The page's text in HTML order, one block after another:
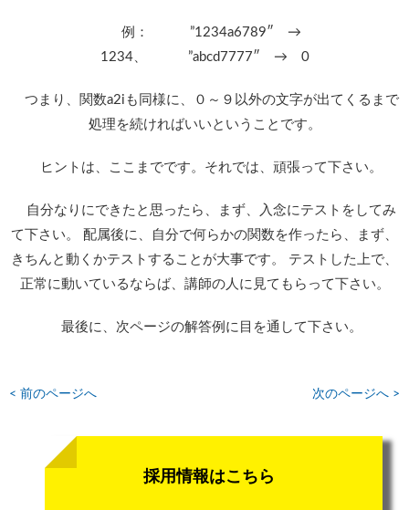
例： ”1234a6789″ →
1234、 ”abcd7777″ → 0
つまり、関数a2iも同様に、０～９以外の文字が出てくるまで
処理を続ければいいということです。
ヒントは、ここまでです。それでは、頑張って下さい。
自分なりにできたと思ったら、まず、入念にテストをしてみ
て下さい。 配属後に、自分で何らかの関数を作ったら、まず、
きちんと動くかテストすることが大事です。 テストした上で、
正常に動いているならば、講師の人に見てもらって下さい。
最後に、次ページの解答例に目を通して下さい。
< 前のページへ 次のページへ >
採用情報はこちら